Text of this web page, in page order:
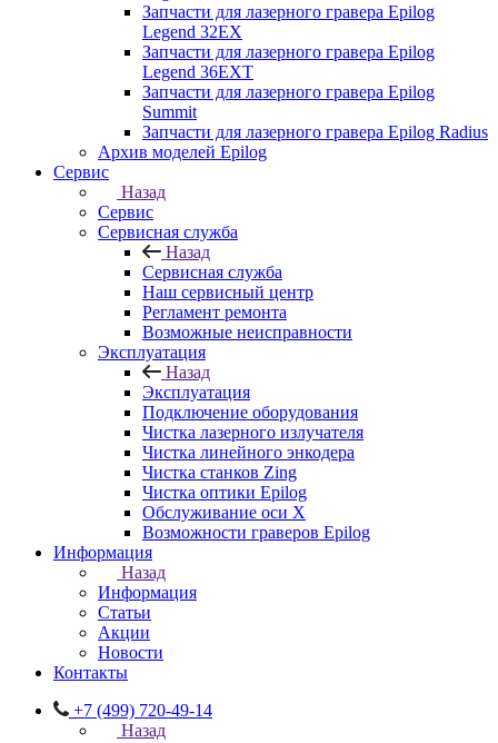
Запчасти для лазерного гравера Epilog
Legend 32EX
Запчасти для лазерного гравера Epilog
Legend 36EXT
Запчасти для лазерного гравера Epilog
Summit
Запчасти для лазерного гравера Epilog Radius
Архив моделей Epilog
Сервис
Назад
Сервис
Сервисная служба
Назад
Сервисная служба
Наш сервисный центр
Регламент ремонта
Возможные неисправности
Эксплуатация
Назад
Эксплуатация
Подключение оборудования
Чистка лазерного излучателя
Чистка линейного энкодера
Чистка станков Zing
Чистка оптики Epilog
Обслуживание оси X
Возможности граверов Epilog
Информация
Назад
Информация
Статьи
Акции
Новости
Контакты
+7 (499) 720-49-14
Назад